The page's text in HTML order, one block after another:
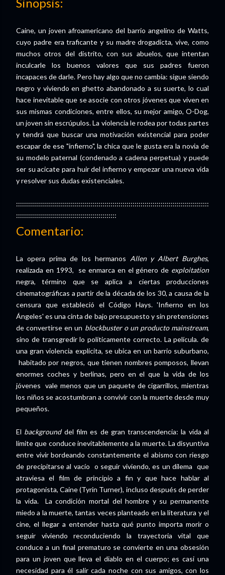
Caine, un joven afroamericano del barrio angelino de Watts,
cuyo padre era traficante y su madre drogadicta, vive, como
muchos otros del distrito, con sus abuelos, que intentan
inculcarle los buenos valores que sus padres fueron
incapaces de darle. Pero hay algo que no cambia: sigue siendo
negro y viviendo en ghetto abandonado a su suerte, lo cual
hace inevitable que se asocie con otros jóvenes que viven en
sus mismas condiciones, entre ellos, su mejor amigo, O-Dog,
un joven sin escrúpulos. La violencia le rodea por todas partes
y tendrá que buscar una motivación existencial para poder
escapar de ese "infierno", la chica que le gusta era la novia de
su modelo paternal (condenado a cadena perpetua) y puede
ser su acicate para huir del infierno y empezar una nueva vida
y resolver sus dudas existenciales.
::::::::::::::::::::::::::::::::::::::::::::::::::::::::::::::::::::::::::::::::::::::::::::::::
::::::::::::::::::::::::::::::::::::::::::::::::::
Comentario:
La opera prima de los hermanos Allen y Albert Burghes,
realizada en 1993, se enmarca en el género de exploitation
negra, término que se aplica a ciertas producciones
cinematográficas a partir de la década de los 30, a causa de la
censura que estableció el Código Hays. 'Infierno en los
Ángeles' es una cinta de bajo presupuesto y sin pretensiones
de convertirse en un blockbuster o un producto mainstream,
sino de transgredir lo políticamente correcto. La película. de
una gran violencia explícita, se ubica en un barrio suburbano,
habitado por negros, que tienen nombres pomposos, llevan
enormes coches y berlinas, pero en el que la vida de los
jóvenes vale menos que un paquete de cigarrillos, mientras
los niños se acostumbran a convivir con la muerte desde muy
pequeños.
El backgrounddel film es de gran transcendencia: la vida al
límite que conduce inevitablemente a la muerte. La disyuntiva
entre vivir bordeando constantemente el abismo con riesgo
de precipitarse al vacío o seguir viviendo, es un dilema que
atraviesa el film de principio a fin y que hace hablar al
protagonista, Caine (Tyrin Turner), incluso después de perder
la vida. La condición mortal del hombre y su permanente
miedo a la muerte, tantas veces planteado en la literatura y el
cine, el llegar a entender hasta qué punto importa morir o
seguir viviendo reconduciendo la trayectoria vital que
conduce a un final prematuro se convierte en una obsesión
para un joven que lleva el diablo en el cuerpo; es casi una
necesidad para él salir cada noche con sus amigos, con los